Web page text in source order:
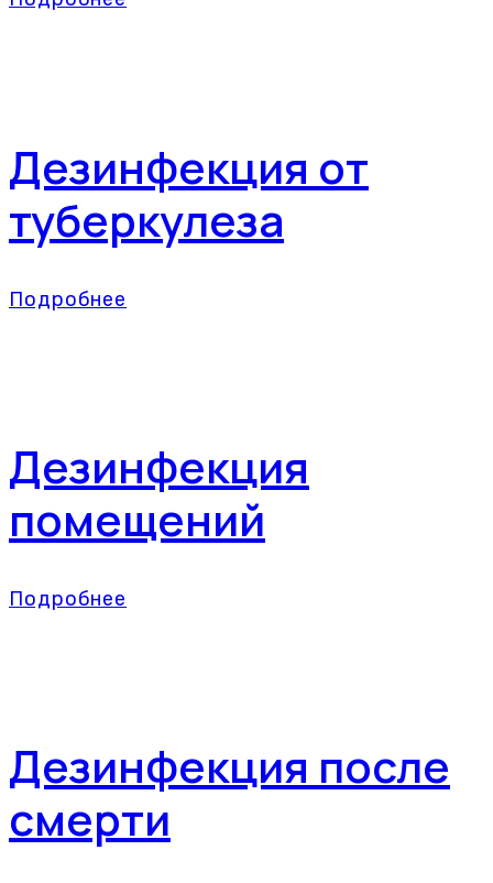
Дезинфекция от
туберкулеза
Подробнее
Дезинфекция
помещений
Подробнее
Дезинфекция после
смерти